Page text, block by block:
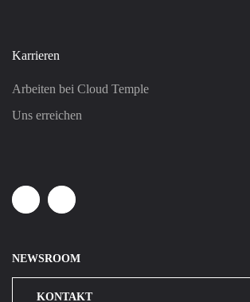
Karrieren
Arbeiten bei Cloud Temple
Uns erreichen
LinkedinYoutube
NEWSROOM
KONTAKT